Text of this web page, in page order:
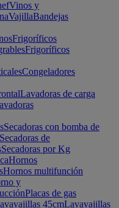
Vinos y
VajillaBandejas
Frigoríficos
Frigoríficos
Congeladores
Lavadoras de carga
Secadoras con bomba de
Secadoras de
Secadoras por Kg
Hornos
Hornos multifunción
y
Placas de gas
45cmLavavajillas